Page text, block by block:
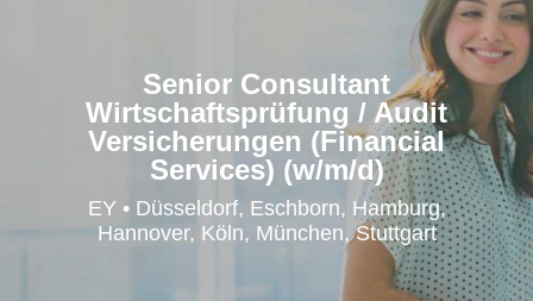
Höre in die EY-Welt rein
Senior Consultant
Wirtschaftsprüfung / Audit
Versicherungen (Financial
Services) (w/m/d)
EY • Düsseldorf, Eschborn, Hamburg,
Hannover, Köln, München, Stuttgart